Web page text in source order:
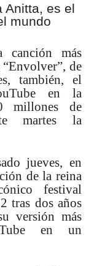
canción más
de
también, el
en la
millones de
martes la
jueves, en
de la reina
festival
tras dos años
versión más
en un